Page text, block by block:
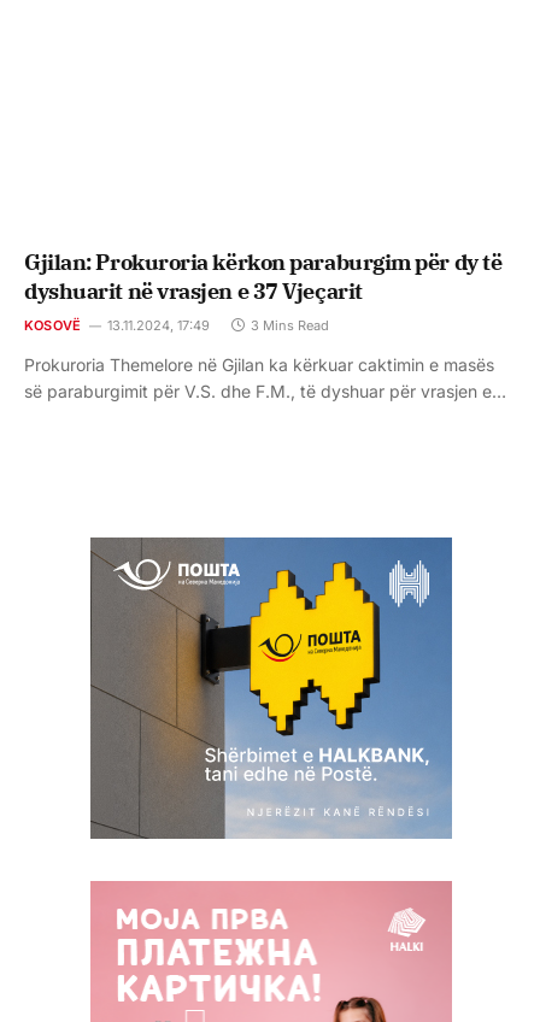
Gjilan: Prokuroria kërkon paraburgim për dy të
dyshuarit në vrasjen e 37 Vjeçarit
KOSOVË 13.11.2024, 17:49 3 Mins Read
Prokuroria Themelore në Gjilan ka kërkuar caktimin e masës
së paraburgimit për V.S. dhe F.M., të dyshuar për vrasjen e…